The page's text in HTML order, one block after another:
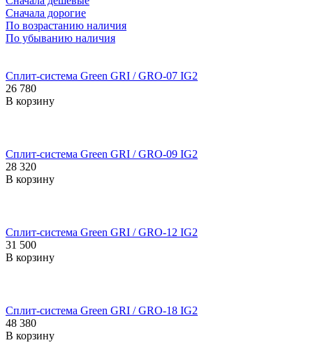
Сначала дорогие
По возрастанию наличия
По убыванию наличия
Сплит-система Green GRI / GRO-07 IG2
26 780
В корзину
Сплит-система Green GRI / GRO-09 IG2
28 320
В корзину
Сплит-система Green GRI / GRO-12 IG2
31 500
В корзину
Сплит-система Green GRI / GRO-18 IG2
48 380
В корзину